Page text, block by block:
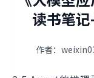
读书笔
作者：